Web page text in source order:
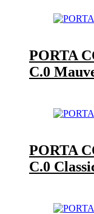
PORTA
C.0
PORTA
C.0